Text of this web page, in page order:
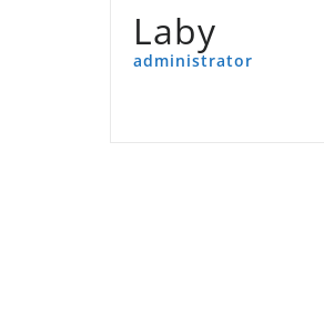
Laby
administrator